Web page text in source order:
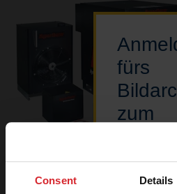
Consent Details
fürs
zum
von
Bildern